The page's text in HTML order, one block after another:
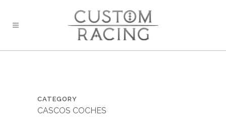
CATEGORY
CASCOS COCHES